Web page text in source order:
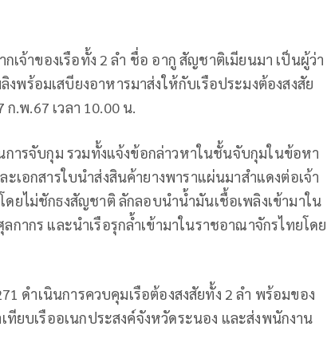
เจ้าของเรือทั้ง 2 ลำ ชื่อ อากู สัญชาติเมียนมา เป็นผู้ว่า
พร้อมเสบียงอาหารมาส่งให้กับเรือประมงต้องสงสัย
.พ.67 เวลา 10.00 น.
การจับกุม รวมทั้งแจ้งข้อกล่าวหาในชั้นจับกุมในข้อหา
เอกสารใบนำส่งสินค้ายางพาราแผ่นมาสำแดงต่อเจ้า
ยไม่ชักธงสัญชาติ ลักลอบนำน้ำมันเชื้อเพลิงเข้ามาใน
ากร และนำเรือรุกล้ำเข้ามาในราชอาณาจักรไทยโดย
ดำเนินการควบคุมเรือต้องสงสัยทั้ง 2 ลำ พร้อมของ
ทียบเรืออเนกประสงค์จังหวัดระนอง และส่งพนักงาน